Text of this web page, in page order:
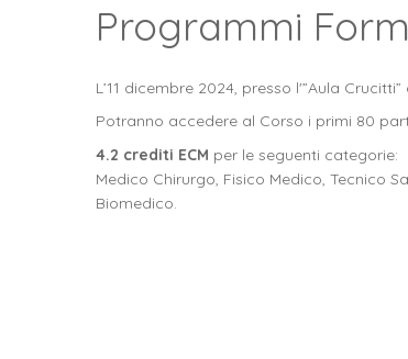
Programmi
L’11 dicembre 2024, presso l'”Aula
Potranno accedere al Corso i primi 80
4.2 crediti ECM per le seguenti categorie:
Medico Chirurgo, Fisico Medico, Tecnico
Biomedico.